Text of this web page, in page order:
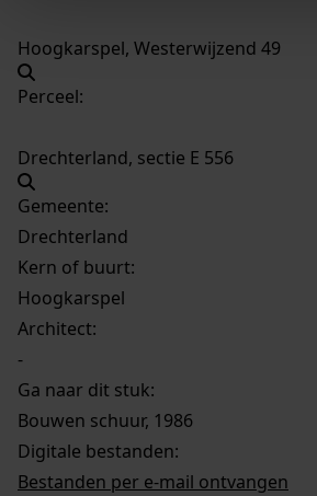
Hoogkarspel, Westerwijzend 49
Perceel:
Drechterland, sectie E 556
Gemeente:
Drechterland
Kern of buurt:
Hoogkarspel
Architect:
-
Ga naar dit stuk:
Bouwen schuur, 1986
Digitale bestanden:
Bestanden per e-mail ontvangen